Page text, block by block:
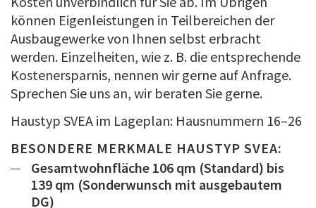
können Eigenleistungen in Teilbereichen der
Ausbaugewerke von Ihnen selbst erbracht
werden. Einzelheiten, wie z. B. die entsprechende
Kostenersparnis, nennen wir gerne auf Anfrage.
Sprechen Sie uns an, wir beraten Sie gerne.
Haustyp SVEA im Lageplan: Hausnummern 16–26
BESONDERE MERKMALE HAUSTYP SVEA:
Gesamtwohnfläche 106 qm (Standard) bis
139 qm (Sonderwunsch mit ausgebautem
DG)